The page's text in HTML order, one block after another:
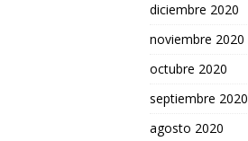
diciembre 2020
noviembre 2020
octubre 2020
septiembre 2020
agosto 2020